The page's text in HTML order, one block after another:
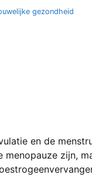
gezondheid
en de
zijn,